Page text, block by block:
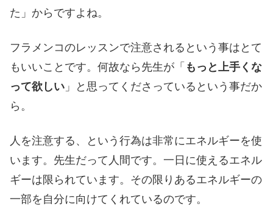
た」からですよね。
フラメンコのレッスンで注意されるという事はとて
もいいことです。何故なら先生が「 もっと上手くな
って欲しい 」と思ってくださっているという事だか
ら。
人を注意する、という行為は非常にエネルギーを使
います。先生だって人間です。一日に使えるエネル
ギーは限られています。その限りあるエネルギーの
一部を自分に向けてくれているのです。